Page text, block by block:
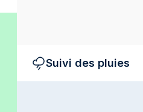
Suivi des pluies